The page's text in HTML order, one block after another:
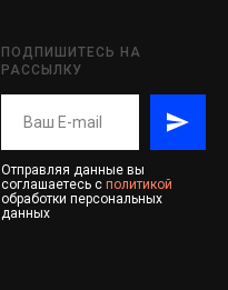
ПОДПИШИТЕСЬ НА
РАССЫЛКУ
Отправляя данные вы
соглашаетесь с политикой
обработки персональных
данных